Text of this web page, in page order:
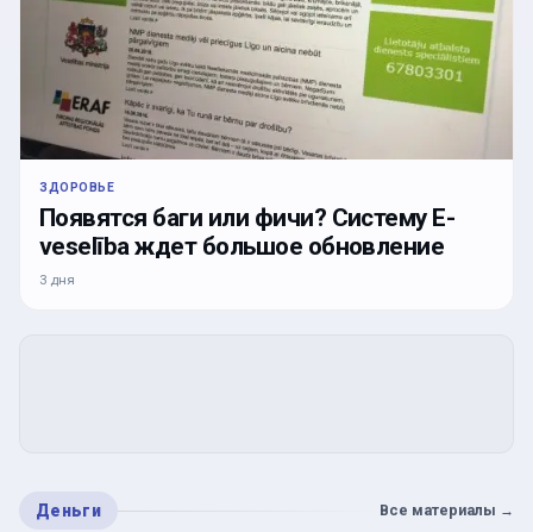
ЗДОРОВЬЕ
Появятся баги или фичи? Систему E-
veselība ждет большое обновление
3 дня
Деньги Все материалы →